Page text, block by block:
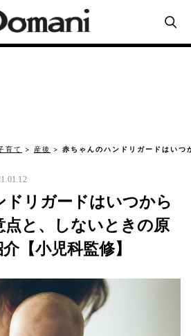
育て 産後 赤ちゃんのハンドリガードはい
ドリガードはいつから
点と、しないときの原
【小児科監修】